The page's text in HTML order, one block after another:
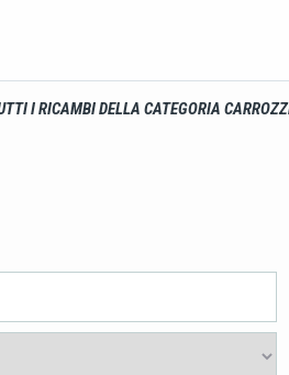
I RICAMBI DELLA CATEGORIA